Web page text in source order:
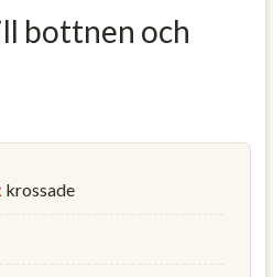
bottnen och
krossade